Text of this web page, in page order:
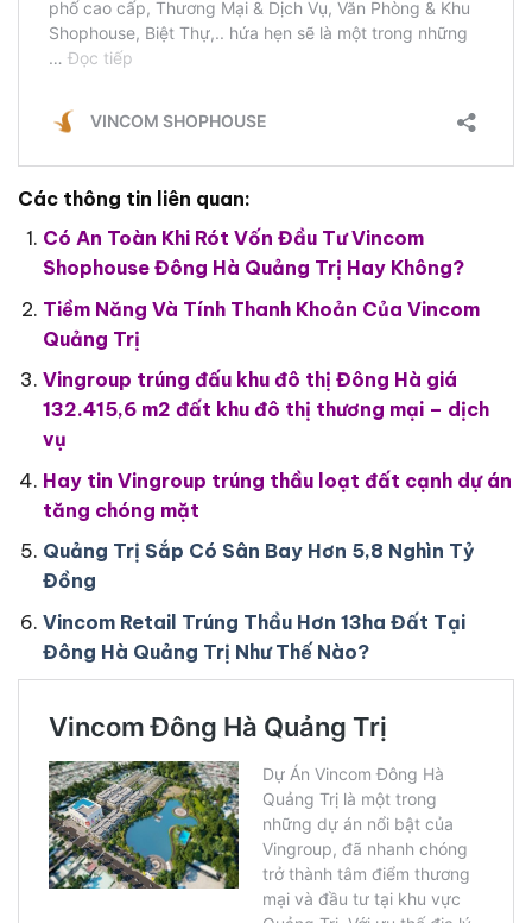
Các thông tin liên quan:
Có An Toàn Khi Rót Vốn Đầu Tư Vincom
Shophouse Đông Hà Quảng Trị Hay Không?
Tiềm Năng Và Tính Thanh Khoản Của Vincom
Quảng Trị
Vingroup trúng đấu khu đô thị Đông Hà giá
132.415,6 m2 đất khu đô thị thương mại – dịch
vụ
Hay tin Vingroup trúng thầu loạt đất cạnh dự án
tăng chóng mặt
Quảng Trị Sắp Có Sân Bay Hơn 5,8 Nghìn Tỷ
Đồng
Vincom Retail Trúng Thầu Hơn 13ha Đất Tại
Đông Hà Quảng Trị Như Thế Nào?